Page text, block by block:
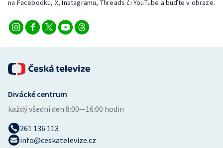
Vodní slalom
na Facebooku, X, Instagramu, Threads či YouTube a buďte v obraze.
Divácké centrum
každý všední den:8:00—16:00 hodin
261 136 113
info@ceskatelevize.cz